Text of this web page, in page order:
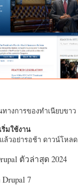
ทางการของทำเนียบขาว
มใช้งาน
แล้วอย่ารอช้า ดาวน์โห
ตัวล่าสุด 2024
7